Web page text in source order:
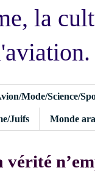
la
Mode/Science/
Juifs Monde
vérité